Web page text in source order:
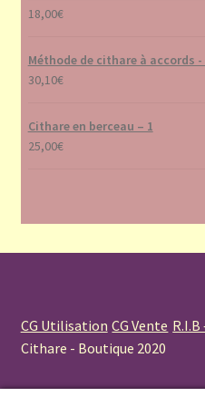
18,00€
Méthode de cithare à accords -
30,10€
Cithare en berceau – 1
25,00€
CG Utilisation CG Vente
Cithare - Boutique 2020